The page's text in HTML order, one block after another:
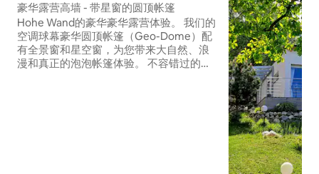
豪华露营高墙 - 带星窗的圆顶帐篷
Hohe Wand的豪华豪华露营体验。 我们的
空调球幕豪华圆顶帐篷（Geo-Dome）配
有全景窗和星空窗，为您带来大自然、浪
漫和真正的泡泡帐篷体验。 不容错过的体